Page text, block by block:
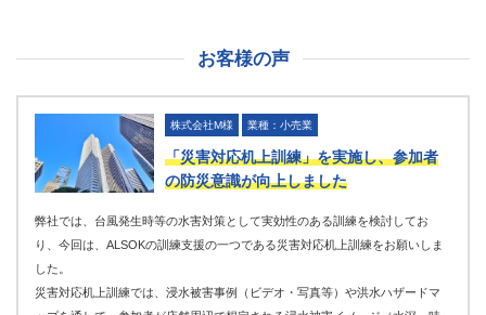
お客様の声
株式会社M様 業種：小売業
「災害対応机上訓練」を実施し、参加者
の防災意識が向上しました
弊社では、台風発生時等の水害対策として実効性のある訓練を検討してお
り、今回は、ALSOKの訓練支援の一つである災害対応机上訓練をお願いしま
した。
災害対応机上訓練では、浸水被害事例（ビデオ・写真等）や洪水ハザードマ